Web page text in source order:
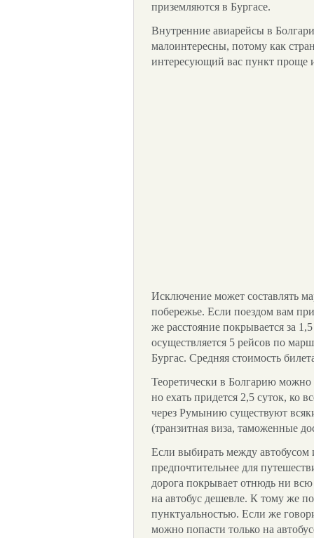
приземляются в Бургасе.
Внутренние авиарейсы в
малоинтересны, потому как
интересующий вас пункт проще
Исключение может составлять
побережье. Если поездом вам
же расстояние покрывается за
осуществляется 5 рейсов по
Бургас. Средняя стоимость
Теоретически в Болгарию
но ехать придется 2,5 суток, ко
через Румынию существуют
(транзитная виза, таможенные
Если выбирать между автобусом
предпочтительнее для
дорога покрывает отнюдь ни
на автобус дешевле. К тому же
пунктуальностью. Если же
можно попасти только на